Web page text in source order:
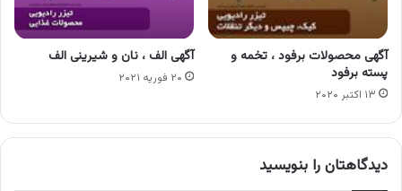
آگهی محصولات برفود ، تخمه و
پسته برفود
۱۳ اکتبر ۲۰۲۰
آگهی الف ، نان و شیرینی الف
۲۰ فوریه ۲۰۲۱
دیدگاهتان را بنویسید